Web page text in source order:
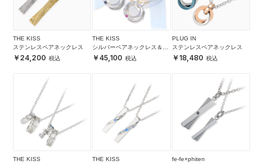
THE KISS
ステンレスペアネックレス
24,200
THE KISS
シルバーペアネックレス＆シ
ルバープレートセット
45,100
PLUG IN
ステンレスペアネックレス
18,480
THE KISS
THE KISS
fe-fe×phiten